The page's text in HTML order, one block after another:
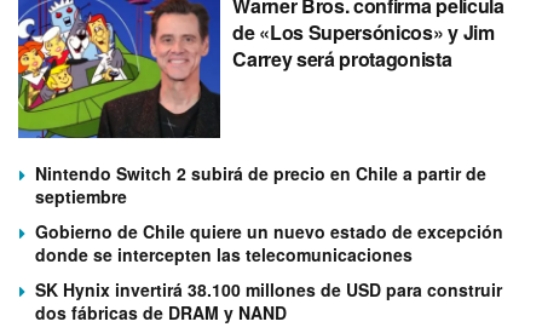
Warner Bros. confirma película
de «Los Supersónicos» y Jim
Carrey será protagonista
Nintendo Switch 2 subirá de precio en Chile a partir de
septiembre
Gobierno de Chile quiere un nuevo estado de excepción
donde se intercepten las telecomunicaciones
SK Hynix invertirá 38.100 millones de USD para construir
dos fábricas de DRAM y NAND